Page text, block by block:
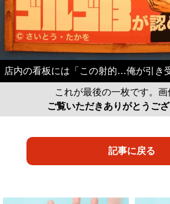
店内の看板には「この射的…俺が引き
これが最後の一枚です。画
ご覧いただきありがとうござ
記事に戻る